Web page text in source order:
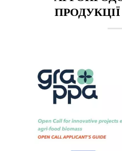
ПРОДУКЦІЇ